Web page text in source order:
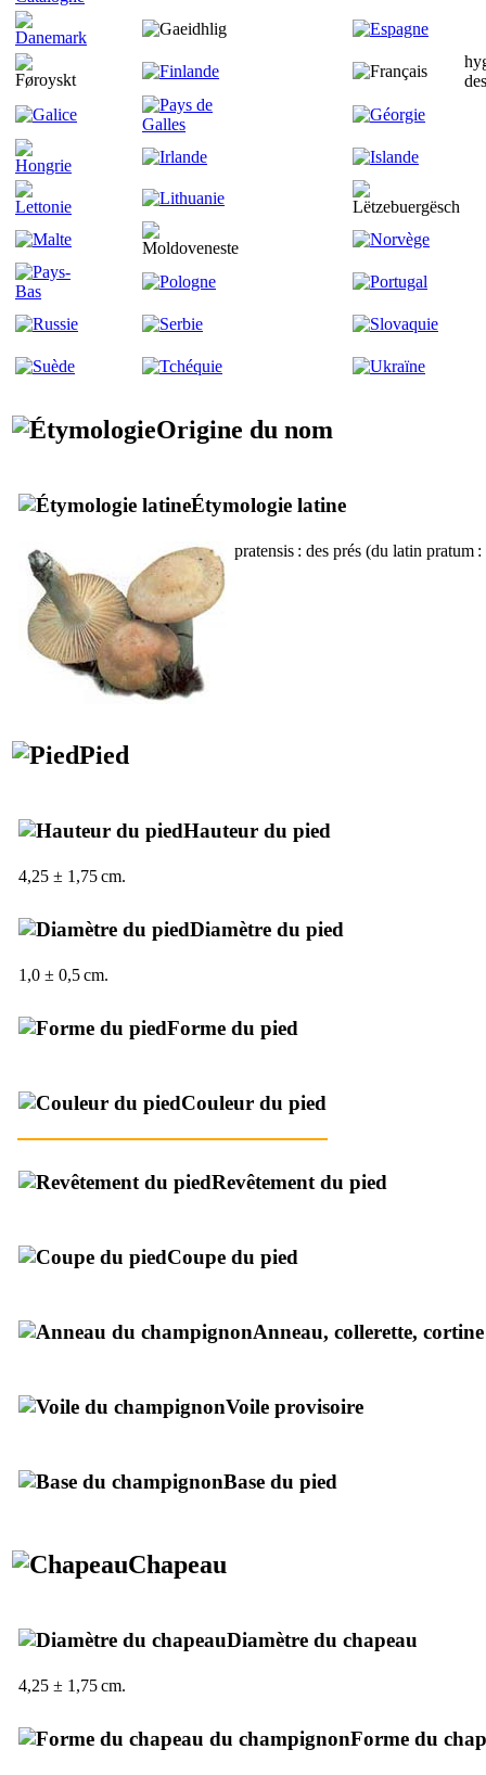
Origine du nom
Étymologie latine
pratensis : des prés (du latin pratum :
Pied
Hauteur du pied
4,25 ± 1,75 cm.
Diamètre du pied
1,0 ± 0,5 cm.
Forme du pied
Couleur du pied
Revêtement du pied
Coupe du pied
Anneau, collerette, cortine
Voile provisoire
Base du pied
Chapeau
Diamètre du chapeau
4,25 ± 1,75 cm.
Forme du